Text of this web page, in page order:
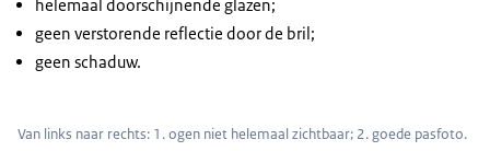
helemaal doorschijnende glazen;
geen verstorende reflectie door de bril;
geen schaduw.
Van links naar rechts: 1. ogen niet helemaal zichtbaar; 2. goede pasfoto.